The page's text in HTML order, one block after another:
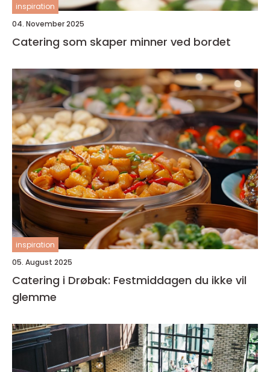
inspiration
04. November 2025
Catering som skaper minner ved bordet
inspiration
05. August 2025
Catering i Drøbak: Festmiddagen du ikke vil
glemme